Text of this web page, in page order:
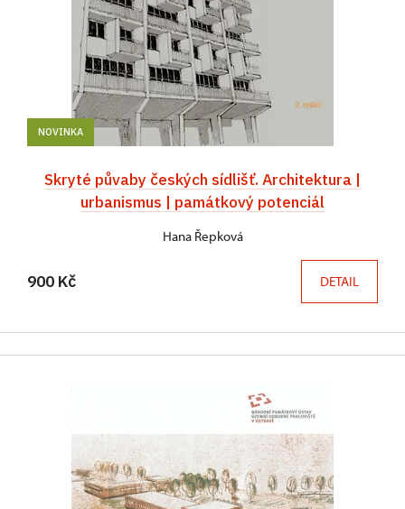
NOVINKA
Skryté půvaby českých sídlišť. Architektura |
urbanismus | památkový potenciál
Hana Řepková
900 Kč DETAIL